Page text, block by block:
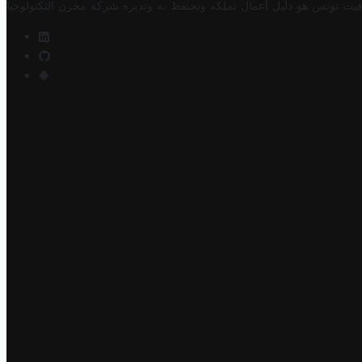
تونس هو دليل أعمال تملكه وتحتفظ به وتديره شركة مخزن التكنولوجيا